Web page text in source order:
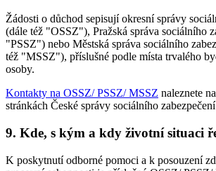
Žádosti o důchod sepisují okresní správy
(dále též "OSSZ"), Pražská správa sociálního
"PSSZ") nebo Městská správa sociálního
též "MSSZ"), příslušné podle místa trvalého
osoby.
Kontakty na OSSZ/ PSSZ/ MSSZ naleznete
stránkách České správy sociálního
9. Kde, s kým a kdy životní situaci
K poskytnutí odborné pomoci a k posouzení